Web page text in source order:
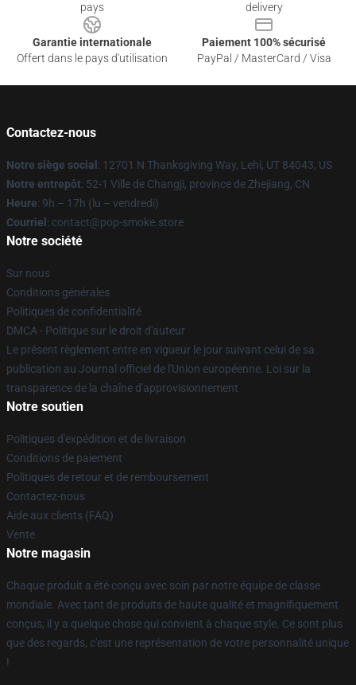
pays
delivery
Garantie internationale
Offert dans le pays d'utilisation
Paiement 100% sécurisé
PayPal / MasterCard / Visa
Contactez-nous
Notre siège social : 12701 N Thanksgiving Way, Lehi, UT 84043, US
Notre entrepôt: 52-1 Ville de Changji, province de Zhejiang, CN
Heure: 9h – 17h (lu – vendredi)
Courriel : contact@pop-smoke.store
Notre société
Sur nous
Conditions générales
Politiques de confidentialité
DMCA - Politique sur le droit d'auteur
Le présent règlement entre en vigueur le jour suivant celui de sa
publication au Journal officiel de l'Union européenne. Loi sur la
transparence de la chaîne d'approvisionnement
Notre soutien
Politiques d'expédition et de livraison
Conditions de paiement
Politiques de retour et de remboursement
Contactez-nous
Aide aux clients (FAQ)
Vente
Notre magasin
Chaque produit a été conçu avec soin par notre équipe de classe
mondiale. Avec tant de produits de haute qualité et magnifiquement
conçus, il y a quelque chose qui convient à chaque style. Ce sont plus
que des regards, c'est une représentation de votre personnalité unique
!